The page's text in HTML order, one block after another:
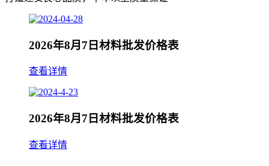
2026年8月7日材料批发价格表
查看详情
2026年8月7日材料批发价格表
查看详情